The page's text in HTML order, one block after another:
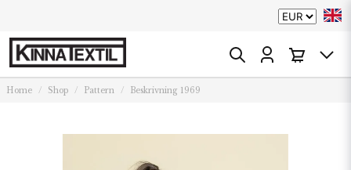
Home Shop Pattern Beskrivning 1969